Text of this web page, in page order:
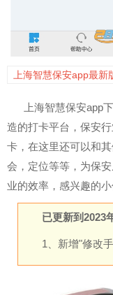
上海智慧保安app最新
上海智慧保安app
造的打卡平台，保安
卡，在这里还可以和
会，定位等等，为保
业的效率，感兴趣的
已更新到2023
1、新增"修改手